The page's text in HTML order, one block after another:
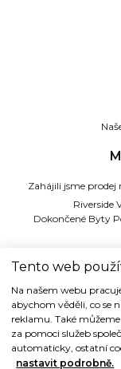
Zahájili jsme
Riverside
Dokončené Byty
Tento web
Na našem webu
abychom věděli, co se
reklamu. Také
za pomoci služeb
automaticky, ostatní
nastavit podrobně.